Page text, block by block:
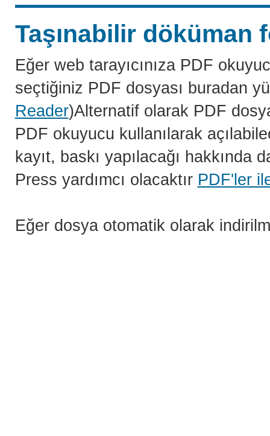
Taşınabilir döküman
Eğer web tarayıcınıza PDF
seçtiğiniz PDF dosyası buradan
Reader)Alternatif olarak PDF
PDF okuyucu kullanılarak
kayıt, baskı yapılacağı
Press yardımcı olacaktır PDF'ler
Eğer dosya otomatik olarak